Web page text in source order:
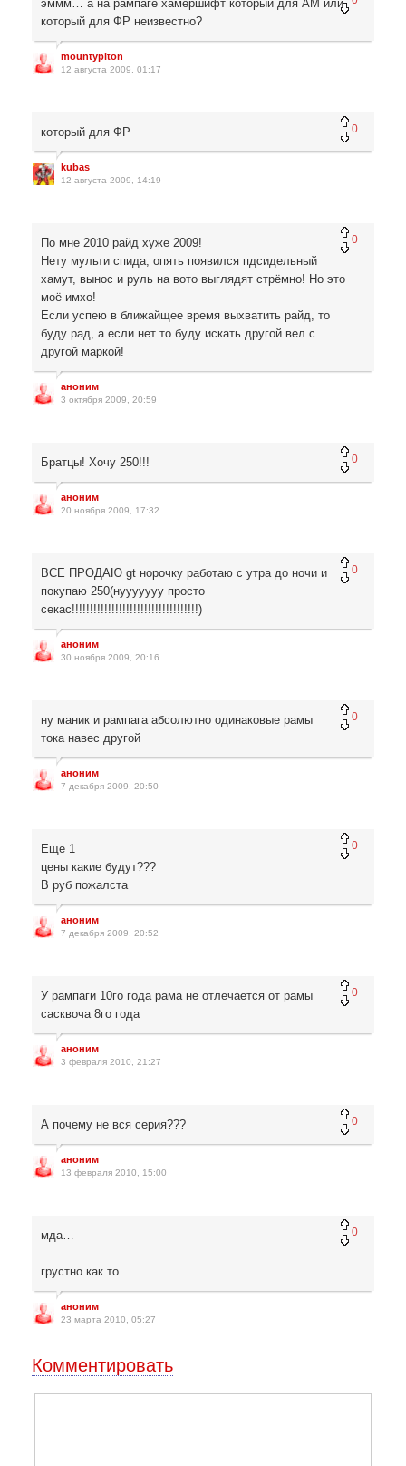
эммм… а на рампаге хамершифт который для АМ или
который для ФР неизвестно?
mountypiton
12 августа 2009, 01:17
0
который для ФР
kubas
12 августа 2009, 14:19
0
По мне 2010 райд хуже 2009!
Нету мульти спида, опять появился пдсидельный
хамут, вынос и руль на вото выглядят стрёмно! Но это
моё имхо!
Если успею в ближайщее время выхватить райд, то
буду рад, а если нет то буду искать другой вел с
другой маркой!
аноним
3 октября 2009, 20:59
0
Братцы! Хочу 250!!!
аноним
20 ноября 2009, 17:32
0
ВСЕ ПРОДАЮ gt норочку работаю с утра до ночи и
покупаю 250(нууууууу просто
секас!!!!!!!!!!!!!!!!!!!!!!!!!!!!!!!!!!!)
аноним
30 ноября 2009, 20:16
0
ну маник и рампага абсолютно одинаковые рамы
тока навес другой
аноним
7 декабря 2009, 20:50
0
Еще 1
цены какие будут???
В руб пожалста
аноним
7 декабря 2009, 20:52
0
У рампаги 10го года рама не отлечается от рамы
сасквоча 8го года
аноним
3 февраля 2010, 21:27
0
А почему не вся серия???
аноним
13 февраля 2010, 15:00
0
мда…
грустно как то…
аноним
23 марта 2010, 05:27
Комментировать